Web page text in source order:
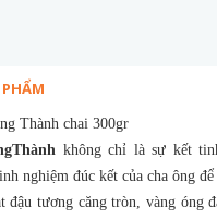
Thành chai 300gr
không chỉ là sự kết
nghiệm đúc kết của cha ông
đậu tương căng tròn, vàng óng